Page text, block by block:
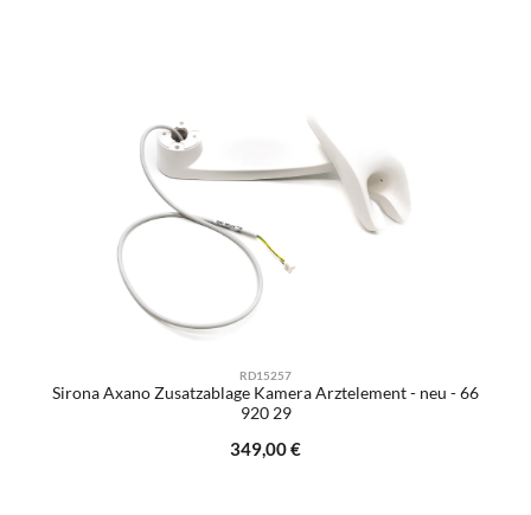
RD15257
Sirona Axano Zusatzablage Kamera Arztelement - neu - 66
920 29
Regulärer Preis:
349,00 €